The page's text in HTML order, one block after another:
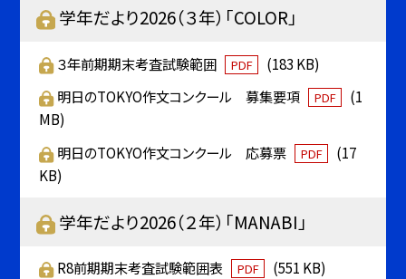
学年だより2026（３年）「COLOR」
３年前期期末考査試験範囲 PDF
(183 KB)
明日のTOKYO作文コンクール 募集要項
PDF
(1
MB)
明日のTOKYO作文コンクール 応募票
PDF
(17
KB)
学年だより2026（２年）「MANABI」
R8前期期末考査試験範囲表 PDF
(551 KB)